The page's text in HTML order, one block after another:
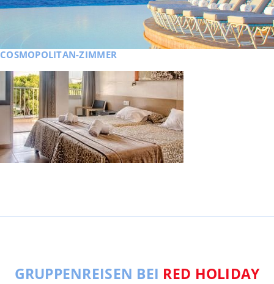
COSMOPOLITAN-ZIMMER
GRUPPENREISEN BEI RED HOLIDAY